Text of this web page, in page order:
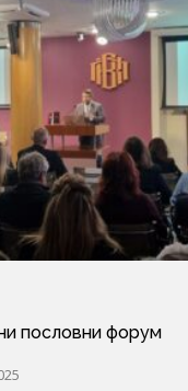
пословни форум